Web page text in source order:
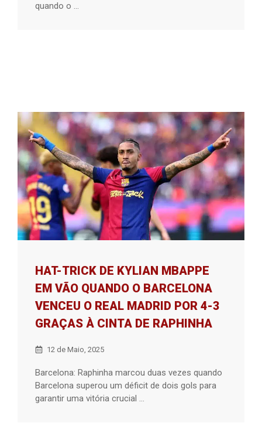
quando o ...
HAT-TRICK DE KYLIAN MBAPPE
EM VÃO QUANDO O BARCELONA
VENCEU O REAL MADRID POR 4-3
GRAÇAS À CINTA DE RAPHINHA
12 de Maio, 2025
Barcelona: Raphinha marcou duas vezes quando
Barcelona superou um déficit de dois gols para
garantir uma vitória crucial ...